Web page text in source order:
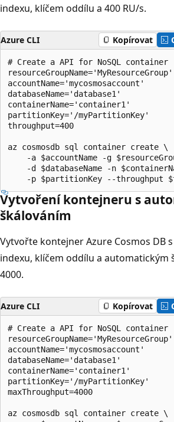
indexu, klíčem oddílu a 400 RU/s.
Azure CLI Kopírovat
# Create a API for NoSQL container
resourceGroupName='MyResourceGroup'
accountName='mycosmosaccount'
databaseName='database1'
containerName='container1'
partitionKey='/myPartitionKey'
throughput=400
az cosmosdb sql container create \
-a $accountName -g
-d $databaseName -n
Vytvoření kontejneru s
škálováním
Vytvořte kontejner Azure Cosmos DB
indexu, klíčem oddílu a automatickým
4000.
Azure CLI Kopírovat
# Create a API for NoSQL container
resourceGroupName='MyResourceGroup'
accountName='mycosmosaccount'
databaseName='database1'
containerName='container1'
partitionKey='/myPartitionKey'
maxThroughput=4000
az cosmosdb sql container create \